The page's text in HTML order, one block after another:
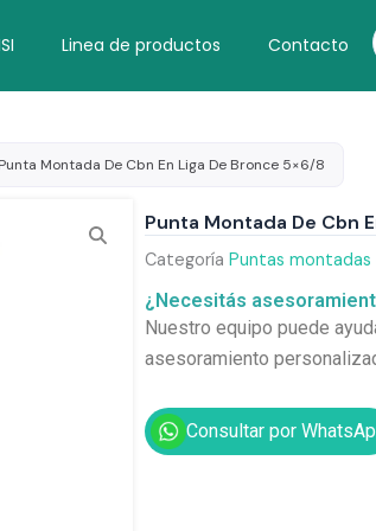
Linea de productos Contacto
Punta Montada De Cbn En Liga De Bronce 5×6/8
Punta Montada De Cbn
Categoría Puntas montadas
¿Necesitás
Nuestro equipo puede
asesoramiento
Consultar por